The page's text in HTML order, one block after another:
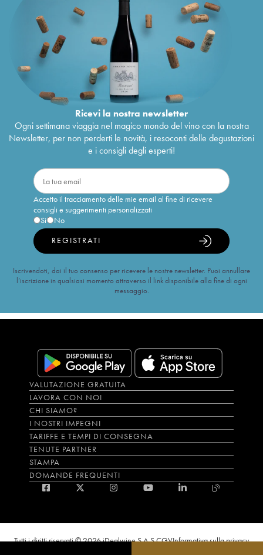
Ricevi la nostra newsletter
Ogni settimana viaggia nel magico mondo del vino con la nostra
Newsletter, per non perderti le novità, i resoconti delle degustazioni
e i consigli degli esperti!
Accetto il tracciamento delle mie email al fine di ricevere
consigli e suggerimenti personalizzati
Sì
No
REGISTRATI
Iscrivendoti, dai il tuo consenso per ricevere le nostre newsletter. Puoi annullare
l’iscrizione in qualsiasi momento attraverso il link disponibile alla fine di ogni
messaggio.
VALUTAZIONE GRATUITA
LAVORA CON NOI
CHI SIAMO?
I NOSTRI IMPEGNI
TARIFFE E TEMPI DI CONSEGNA
TENUTE PARTNER
STAMPA
DOMANDE FREQUENTI
Tutti i diritti riservati © 2026 iDealwine S.A.S.CGVInformativa sulla privacy